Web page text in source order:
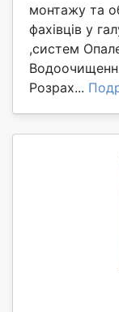
монтажу та
фахівців у
,систем
Розрах...